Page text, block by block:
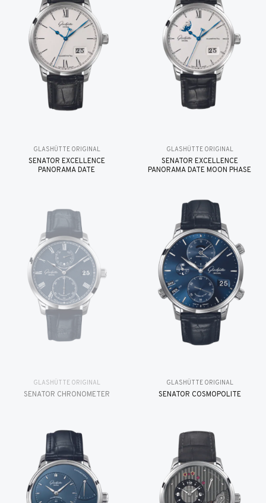
GLASHÜTTE ORIGINAL
SENATOR EXCELLENCE
PANORAMA DATE
GLASHÜTTE ORIGINAL
SENATOR EXCELLENCE
PANORAMA DATE MOON PHASE
GLASHÜTTE ORIGINAL
SENATOR CHRONOMETER
GLASHÜTTE ORIGINAL
SENATOR COSMOPOLITE